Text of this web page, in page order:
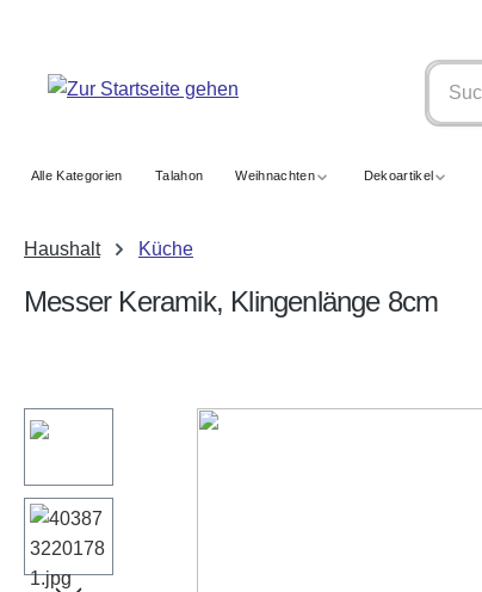
Alle Kategorien Talahon Weihnachten Dekoartikel
Haushalt Küche
Messer Keramik, Klingenlänge 8cm
Bildergalerie überspringen